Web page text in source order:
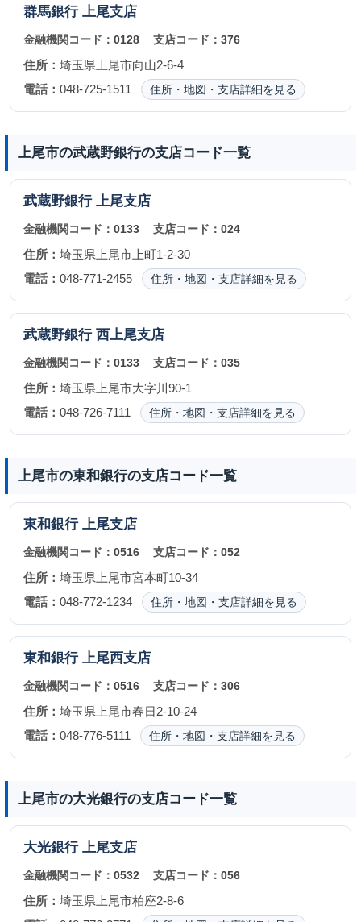
群馬銀行 上尾支店
金融機関コード： 0128 支店コード：376
住所： 埼玉県上尾市向山2-6-4
電話： 048-725-1511 住所・地図・支店詳細を見る
上尾市の武蔵野銀行の支店コード一覧
武蔵野銀行 上尾支店
金融機関コード： 0133 支店コード：024
住所： 埼玉県上尾市上町1-2-30
電話： 048-771-2455 住所・地図・支店詳細を見る
武蔵野銀行 西上尾支店
金融機関コード： 0133 支店コード：035
住所： 埼玉県上尾市大字川90-1
電話： 048-726-7111 住所・地図・支店詳細を見る
上尾市の東和銀行の支店コード一覧
東和銀行 上尾支店
金融機関コード： 0516 支店コード：052
住所： 埼玉県上尾市宮本町10-34
電話： 048-772-1234 住所・地図・支店詳細を見る
東和銀行 上尾西支店
金融機関コード： 0516 支店コード：306
住所： 埼玉県上尾市春日2-10-24
電話： 048-776-5111 住所・地図・支店詳細を見る
上尾市の大光銀行の支店コード一覧
大光銀行 上尾支店
金融機関コード： 0532 支店コード：056
住所： 埼玉県上尾市柏座2-8-6